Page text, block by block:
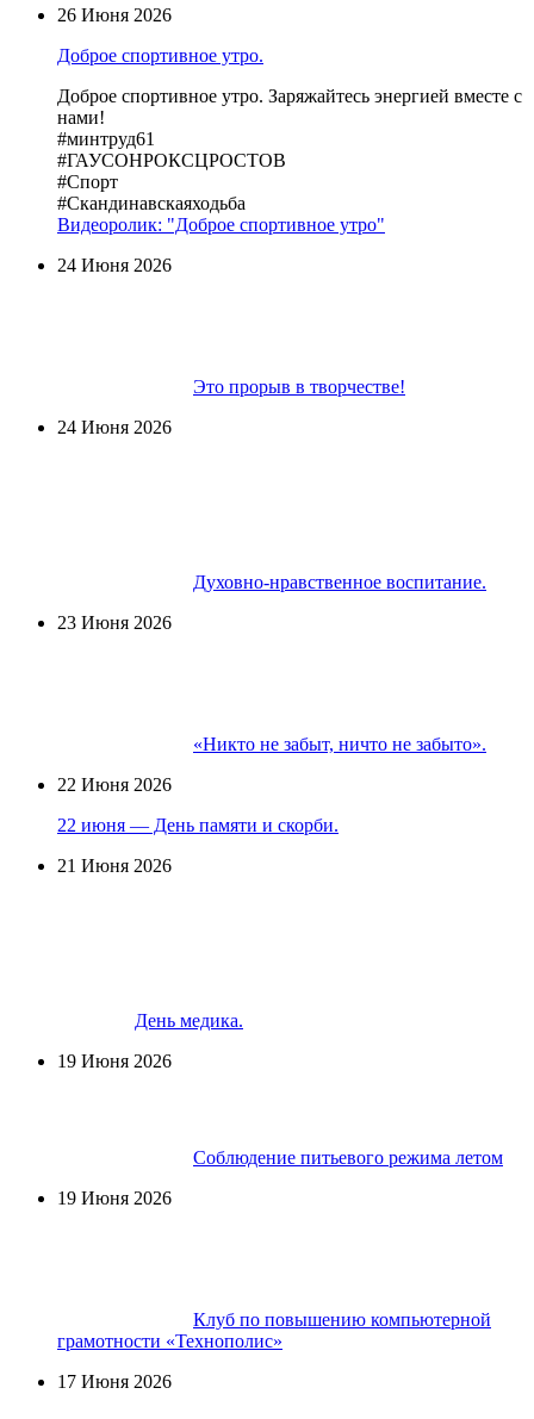
26 Июня 2026
Доброе спортивное утро.
Доброе спортивное утро. Заряжайтесь энергией вместе с
нами!
#минтруд61
#ГАУСОНРОКСЦРОСТОВ
#Спорт
#Скандинавскаяходьба
Видеоролик: "Доброе спортивное утро"
24 Июня 2026
Это прорыв в творчестве!
24 Июня 2026
Духовно-нравственное воспитание.
23 Июня 2026
«Никто не забыт, ничто не забыто».
22 Июня 2026
22 июня — День памяти и скорби.
21 Июня 2026
День медика.
19 Июня 2026
Соблюдение питьевого режима летом
19 Июня 2026
Клуб по повышению компьютерной
грамотности «Технополис»
17 Июня 2026